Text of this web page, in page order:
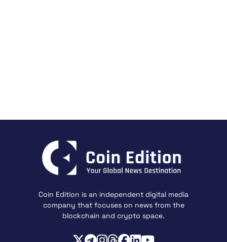
Coin Edition is an independent digital media
company that focuses on news from the
blockchain and crypto space.